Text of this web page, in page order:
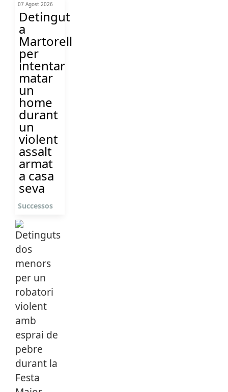
07 Agost 2026
Detingut
a
Martorell
per
intentar
matar
un
home
durant
un
violent
assalt
armat
a casa
seva
Successos